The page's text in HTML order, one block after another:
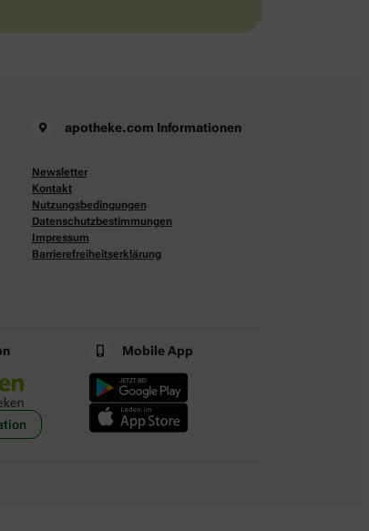
apotheke.com Informationen
Newsletter
Kontakt
Nutzungsbedingungen
Datenschutzbestimmungen
Impressum
Barrierefreiheitserklärung
Mobile App